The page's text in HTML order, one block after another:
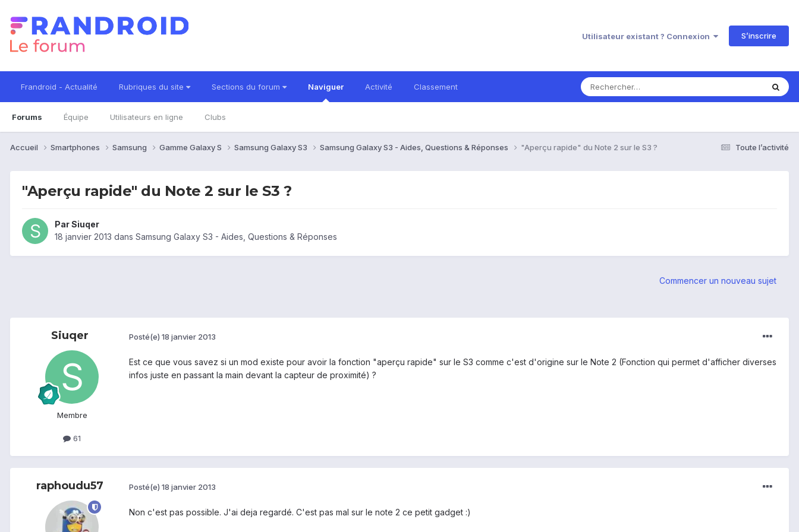
Utilisateur existant ? Connexion S’inscrire
Frandroid - Actualité Rubriques du site Sections du forum Naviguer
Forums Équipe Utilisateurs en ligne Clubs
Activité Classement
Toute l’activité
Accueil Smartphones Samsung Gamme Galaxy S Samsung Galaxy S3 Samsung Galaxy S3 - Aides, Questions & Réponses "Aperçu rapide" du Note 2 sur le S3 ?
"Aperçu rapide" du Note 2 sur le S3 ?
ParSiuqer
18 janvier 2013 dans Samsung Galaxy S3 - Aides, Questions & Réponses
Commencer un nouveau sujet
Siuqer
Membre
61
Posté(e) 18 janvier 2013
Est ce que vous savez si un mod existe pour avoir la fonction "aperçu rapide" sur le S3 comme c'est d'origine sur le Note 2 (Fonction qui permet d'afficher diverses
infos juste en passant la main devant la capteur de proximité) ?
raphoudu57 Posté(e) 18 janvier 2013
Non c'est pas possible. J'ai deja regardé. C'est pas mal sur le note 2 ce petit gadget :)